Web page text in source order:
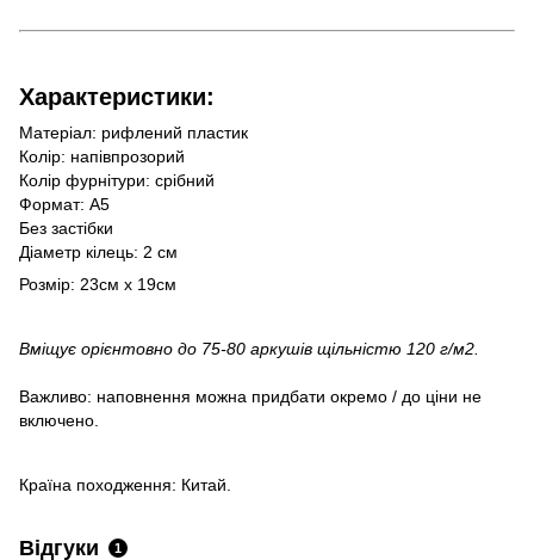
Характеристики:
Матеріал: рифлений пластик
Колір: напівпрозорий
Колір фурнітури: срібний
Формат: А5
Без застібки
Діаметр кілець: 2 см
Розмір: 23см х 19см
Вміщує орієнтовно до 75-80 аркушів щільністю 120 г/м2.
Важливо: наповнення можна придбати окремо / до ціни не
включено.
Країна походження: Китай.
Відгуки 1